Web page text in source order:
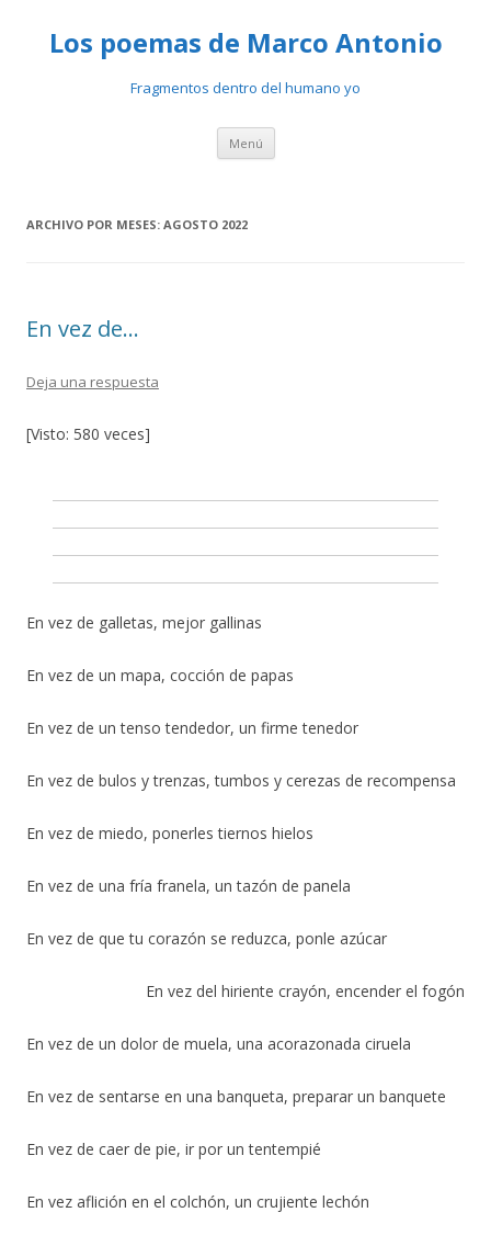
Los poemas de Marco Antonio
Fragmentos dentro del humano yo
Menú Ir
contenido
ARCHIVO POR MESES: AGOSTO 2022
En vez de…
Deja una respuesta
[Visto: 580 veces]
En vez de galletas, mejor gallinas
En vez de un mapa, cocción de papas
En vez de un tenso tendedor, un firme tenedor
En vez de bulos y trenzas, tumbos y cerezas de recompensa
En vez de miedo, ponerles tiernos hielos
En vez de una fría franela, un tazón de panela
En vez de que tu corazón se reduzca, ponle azúcar
En vez del hiriente crayón, encender el fogón
En vez de un dolor de muela, una acorazonada ciruela
En vez de sentarse en una banqueta, preparar un banquete
En vez de caer de pie, ir por un tentempié
En vez aflición en el colchón, un crujiente lechón